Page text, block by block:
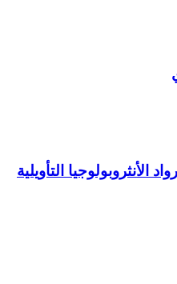
الأنثروبولوجيا التأويلية